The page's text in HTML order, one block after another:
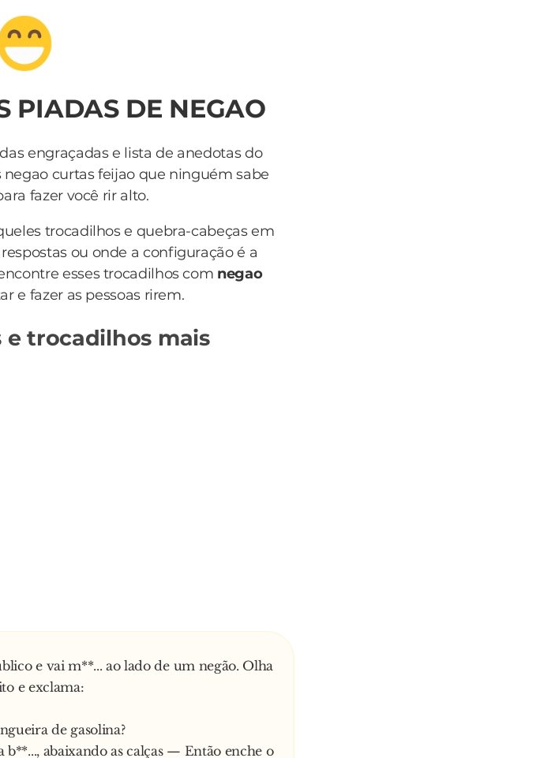
PIADAS DE NEGAO
engraçadas e lista de anedotas do
curtas feijao que ninguém sabe
fazer você rir alto.
trocadilhos e quebra-cabeças em
ou onde a configuração é a
esses trocadilhos com negao
e fazer as pessoas rirem.
e trocadilhos mais
e vai m**... ao lado de um negão. Olha
e exclama:
de gasolina?
abaixando as calças — Então enche o